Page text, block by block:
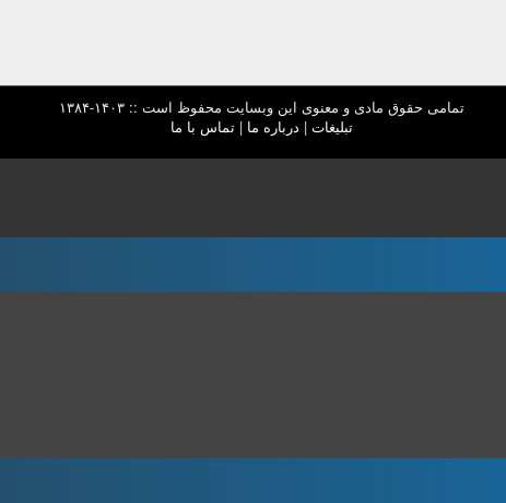
تمامی حقوق مادی و معنوی این وبسایت محفوظ است :: ۱۴۰۳-۱۳۸۴
تبلیغات | درباره ما |تماس با ما